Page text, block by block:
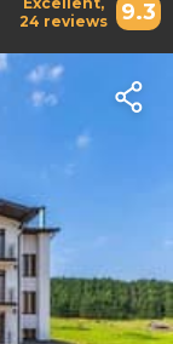
9.3
24 reviews